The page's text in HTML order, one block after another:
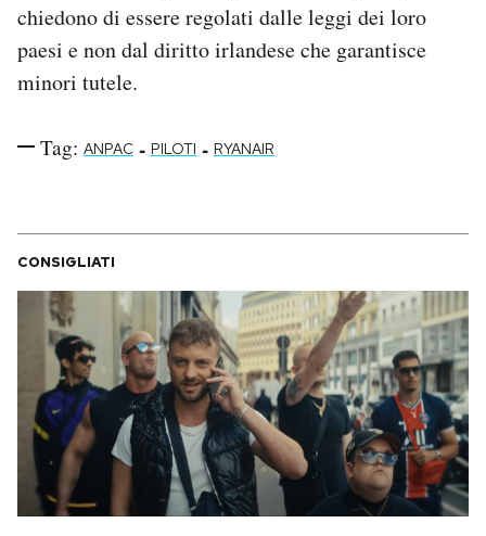
chiedono di essere regolati dalle leggi dei loro
paesi e non dal diritto irlandese che garantisce
minori tutele.
Tag: ANPAC - PILOTI - RYANAIR
CONSIGLIATI